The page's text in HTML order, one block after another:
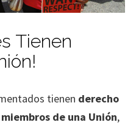
Tienen
tienen derecho
de una Unión,